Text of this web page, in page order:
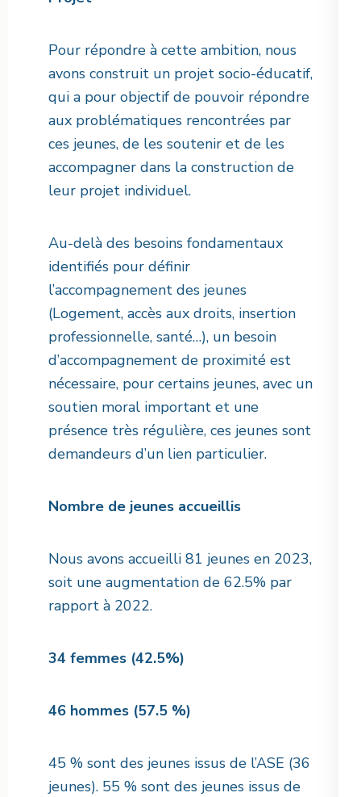
Pour répondre à cette ambition, nous
avons construit un projet socio-éducatif,
qui a pour objectif de pouvoir répondre
aux problématiques rencontrées par
ces jeunes, de les soutenir et de les
accompagner dans la construction de
leur projet individuel.
Au-delà des besoins fondamentaux
identifiés pour définir
l’accompagnement des jeunes
(Logement, accès aux droits, insertion
professionnelle, santé…), un besoin
d’accompagnement de proximité est
nécessaire, pour certains jeunes, avec un
soutien moral important et une
présence très régulière, ces jeunes sont
demandeurs d’un lien particulier.
Nombre de jeunes accueillis
Nous avons accueilli 81 jeunes en 2023,
soit une augmentation de 62.5% par
rapport à 2022.
34 femmes (42.5%)
46 hommes (57.5 %)
45 % sont des jeunes issus de l’ASE (36
jeunes). 55 % sont des jeunes issus de